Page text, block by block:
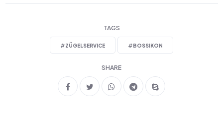
TAGS
#ZÜGELSERVICE #BOSSIKON
SHARE